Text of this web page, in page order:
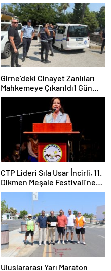
Girne’deki Cinayet Zanlıları
Mahkemeye Çıkarıldı1 Gün
Tutukluluk Kararı
CTP Lideri Sıla Usar İncirli, 11.
Dikmen Meşale Festivali’ne
Katıldı
Uluslararası Yarı Maraton